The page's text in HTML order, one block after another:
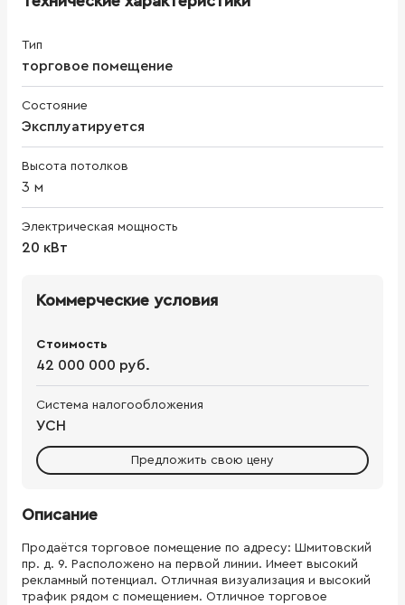
Тип
торговое помещение
Состояние
Эксплуатируется
Высота потолков
3 м
Электрическая мощность
20 кВт
Коммерческие условия
Стоимость
42 000 000 руб.
Система налогообложения
УСН
Предложить свою цену
Описание
Продаётся торговое помещение по адресу: Шмитовский
пр. д. 9. Расположено на первой линии. Имеет высокий
рекламный потенциал. Отличная визуализация и высокий
трафик рядом с помещением. Отличное торговое